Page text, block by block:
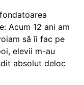
Acum 12 ani am
să îi fac pe
elevii m-au
absolut deloc